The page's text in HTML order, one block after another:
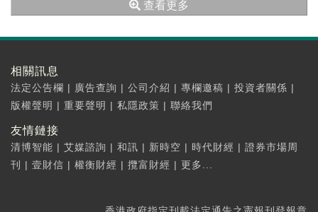
查看更多
相關訊息
法定公告欄 | 廣告查詢 | 公司介紹 | 專欄邀稿 | 投資者關係 |
版權聲明 | 重要聲明 | 私隱政策 | 聯絡我們
友情鏈接
清博智能 | 艾媒諮詢 | 和訊 | 新時空 | 時代財經 | 證券市場周
刊
| 壹財信 | 權衡財經 | 攬富財經 | 更多...